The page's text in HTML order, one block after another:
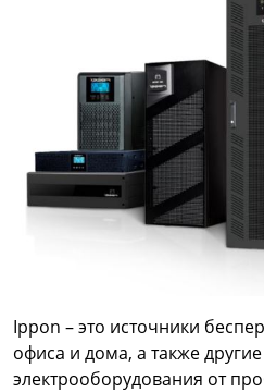
Ippon – это источники
офиса и дома, а также
электрооборудования от